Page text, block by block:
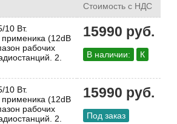
Стоимость с НДС
10 Вт.
применика (12dB
рабочих
2.
15990 руб.
В наличии: К
10 Вт.
применика (12dB
рабочих
2.
15990 руб.
Под заказ